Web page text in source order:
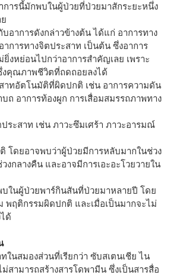
ารนี้มักพบในผู้ป่วยที่ป่วยมาสักระยะหนึ่ง
อาการดังกล่าวข้างต้น ได้แก่ อาการทาง
การทางจิตประสาท เป็นต้น ซึ่งอาการ
งหย่อนไปกว่าอาการสำคัญเลย เพราะ
งคุณภาพชีวิตที่ถดถอยลงได้
าทอัตโนมัติที่ผิดปกติ เช่น อาการความดัน
ถ อาการท้องผูก การเสื่อมสมรรถภาพทาง
ะสาท เช่น ภาวะซึมเศร้า ภาวะอารมณ์
ดยอาจพบว่าผู้ป่วยมีการหลับมากในช่วง
งกลางคืน และอาจมีการเอะอะโวยวายใน
ในผู้ป่วยพาร์กินสันที่ป่วยมาหลายปี โดย
พฤติกรรมผิดปกติ และเมื่อเป็นมากจะไม่
ด้
ในสมองส่วนที่เรียกว่า ซับสเตนเชีย ไน
ม่สามารถสร้างสารโดพามีน ซึ่งเป็นสารสื่อ